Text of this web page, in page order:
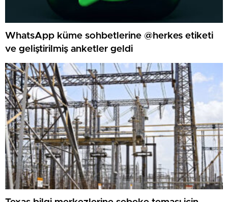
WhatsApp küme sohbetlerine @herkes etiketi
ve geliştirilmiş anketler geldi